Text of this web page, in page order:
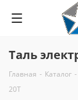
Таль
Главная - Каталог -
20Т